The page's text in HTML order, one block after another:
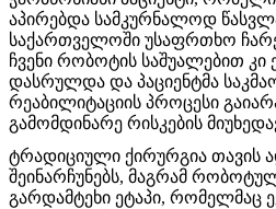
აპირებდა სამკურნალოდ
საქართველოში უსაფრთხო
ჩვენი რობოტის საშუალებით კი
დასრულდა და პაციენტმა
რეაბილიტაციის პროცესი
გამომდინარე რისკების
ტრადიციული ქირურგია თავის
შეინარჩუნებს, მაგრამ
გარდამტეხი ეტაპი, რომელმაც